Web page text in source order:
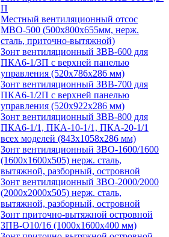
П
Местный вентиляционный отсос
МВО-500 (500х800х655мм, нерж.
сталь, приточно-вытяжной)
Зонт вентиляционный ЗВВ-600 для
ПКА6-1/3П с верхней панелью
управления (520х786х286 мм)
Зонт вентиляционный ЗВВ-700 для
ПКА6-1/2П с верхней панелью
управления (520х922х286 мм)
Зонт вентиляционный ЗВВ-800 для
ПКА6-1/1, ПКА-10-1/1, ПКА-20-1/1
всех моделей (843х1058х286 мм)
Зонт вентиляционный ЗВО-1600/1600
(1600х1600х505) нерж. сталь,
вытяжной, разборный, островной
Зонт вентиляционный ЗВО-2000/2000
(2000х2000х505) нерж. сталь,
вытяжной, разборный, островной
Зонт приточно-вытяжной островной
ЗПВ-О10/16 (1000х1600х400 мм)